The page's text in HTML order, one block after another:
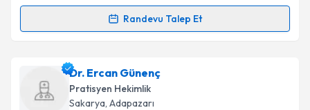
Metni'ni okudum ve kişisel verilerimin belirtilen
kapsamda işlenmesini kabul ediyorum.
Randevu Talep Et
Randevu Takvimi Talebi
Dr. Eralp Yavuziçin randevu takvimi talebi oluşturun.
Size bu uzmandan randevu almanız için bir takvim
hazırlandığında e-posta ile bilgilendireceğiz.
Dr. Ercan Günenç
Pratisyen Hekimlik
Sakarya, Adapazarı